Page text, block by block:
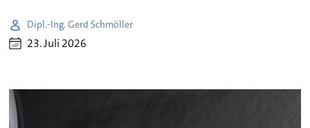
Dipl.-Ing. Gerd Schmöller
23. Juli 2026